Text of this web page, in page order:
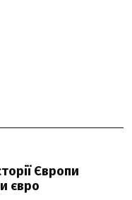
Європи
євро